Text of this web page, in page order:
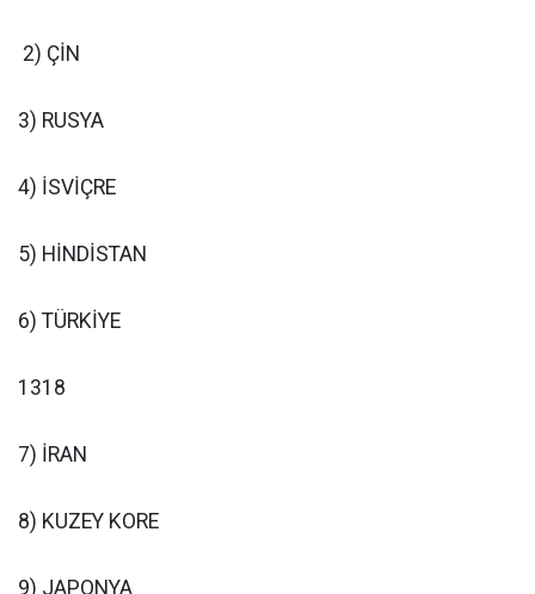
2) ÇİN
3) RUSYA
4) İSVİÇRE
5) HİNDİSTAN
6) TÜRKİYE
1318
7) İRAN
8) KUZEY KORE
9) JAPONYA